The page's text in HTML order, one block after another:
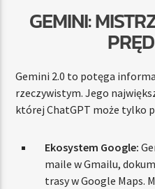
GEMINI:
Gemini 2.0 to potęga
rzeczywistym. Jego
której ChatGPT może tylko
Ekosystem Google:
maile w Gmailu,
trasy w Google Maps.